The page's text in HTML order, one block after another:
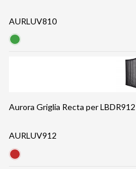
AURLUV810
Aurora Griglia Recta per
AURLUV912